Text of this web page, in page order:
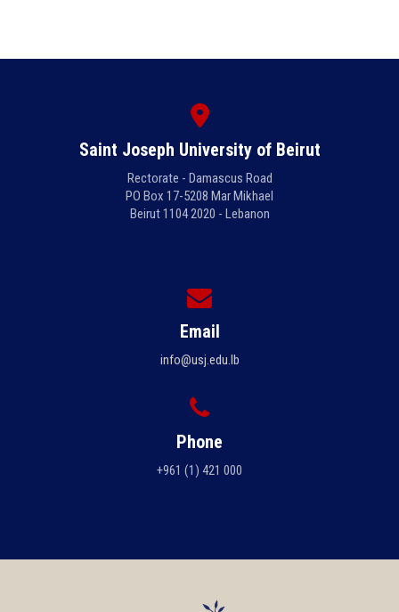
Saint Joseph University of Beirut
Rectorate - Damascus Road
PO Box 17-5208 Mar Mikhael
Beirut 1104 2020 - Lebanon
Email
info@usj.edu.lb
Phone
+961 (1) 421 000